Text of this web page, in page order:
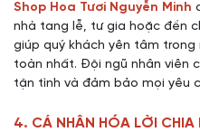
Shop Hoa Tươi Nguyễn Minh
nhà tang lễ, tư gia hoặc đền
giúp quý khách yên tâm trong
toàn nhất. Đội ngũ nhân viên
tận tình và đảm bảo mọi yêu
4. CÁ NHÂN HÓA LỜI CHIA